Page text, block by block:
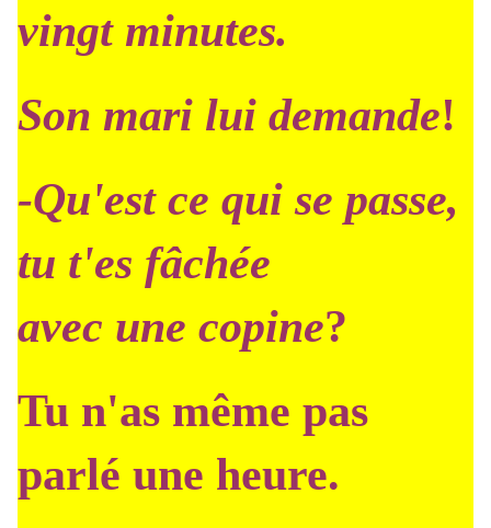
vingt minutes.
Son mari lui demande!
-Qu'est ce qui se passe,
tu t'es fâchée
avec une copine?
Tu n'as même pas
parlé une heure.